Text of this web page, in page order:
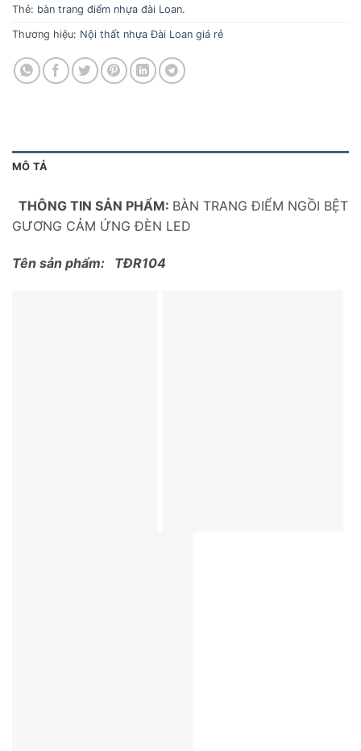
Thẻ: bàn trang điểm nhựa đài Loan.
Thương hiệu: Nội thất nhựa Đài Loan giá rẻ
MÔ TẢ
THÔNG TIN SẢN PHẨM: BÀN TRANG ĐIỂM NGỒI BỆT
GƯƠNG CẢM ỨNG ĐÈN LED
Tên sản phẩm: TĐR104